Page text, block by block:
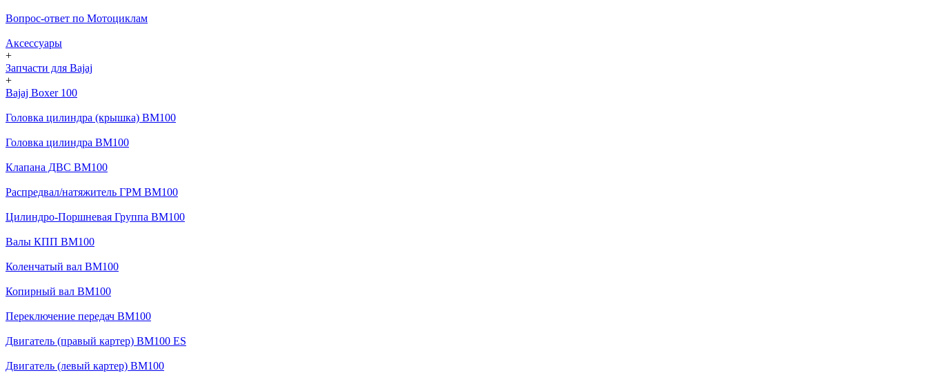
Вопрос-ответ по Мотоциклам
Аксессуары
+
Запчасти для Bajaj
+
Bajaj Boxer 100
Головка цилиндра (крышка) BM100
Головка цилиндра BM100
Клапана ДВС BM100
Распредвал/натяжитель ГРМ BM100
Цилиндро-Поршневая Группа BM100
Валы КПП BM100
Коленчатый вал BM100
Копирный вал BM100
Переключение передач BM100
Двигатель (правый картер) BM100 ES
Двигатель (левый картер) BM100